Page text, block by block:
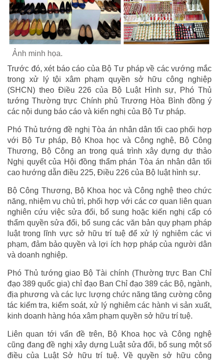
Ảnh minh họa.
Trước đó, xét báo cáo của Bộ Tư pháp về các vướng mắc
trong xử lý tội xâm phạm quyền sở hữu công nghiệp
(SHCN) theo Điều 226 của Bộ Luật Hình sự, Phó Thủ
tướng Thường trực Chính phủ Trương Hòa Bình đồng ý
các nội dung báo cáo và kiến nghị của Bộ Tư pháp.
Phó Thủ tướng đề nghị Tòa án nhân dân tối cao phối hợp
với Bộ Tư pháp, Bộ Khoa học và Công nghệ, Bộ Công
Thương, Bộ Công an trong quá trình xây dựng dự thảo
Nghị quyết của Hội đồng thẩm phán Tòa án nhân dân tối
cao hướng dẫn điều 225, Điều 226 của Bộ luật hình sự.
Bộ Công Thương, Bộ Khoa học và Công nghệ theo chức
năng, nhiệm vụ chủ trì, phối hợp với các cơ quan liên quan
nghiên cứu việc sửa đổi, bổ sung hoặc kiến nghị cấp có
thẩm quyền sửa đổi, bổ sung các văn bản quy phạm pháp
luật trong lĩnh vực sở hữu trí tuệ để xử lý nghiêm các vi
phạm, đảm bảo quyền và lợi ích hợp pháp của người dân
và doanh nghiệp.
Phó Thủ tướng giao Bộ Tài chính (Thường trực Ban Chỉ
đạo 389 quốc gia) chỉ đạo Ban Chỉ đạo 389 các Bộ, ngành,
địa phương và các lực lượng chức năng tăng cường công
tác kiểm tra, kiểm soát, xử lý nghiêm các hành vi sản xuất,
kinh doanh hàng hóa xâm phạm quyền sở hữu trí tuệ.
Liên quan tới vấn đề trên, Bộ Khoa học và Công nghệ
cũng đang đề nghị xây dựng Luật sửa đổi, bổ sung một số
điều của Luật Sở hữu trí tuệ. Về quyền sở hữu công